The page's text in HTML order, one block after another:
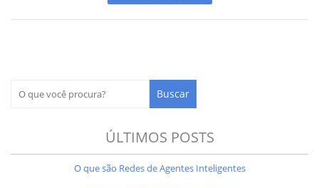
ÚLTIMOS POSTS
O que são Redes de Agentes Inteligentes